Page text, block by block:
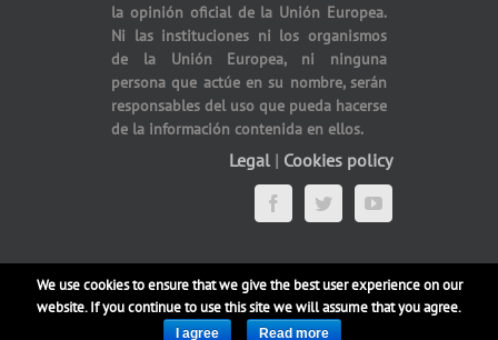
la opinión oficial de la Unión Europea.
Ni las instituciones ni los organismos
de la Unión Europea, ni ninguna
persona que actúe en su nombre, serán
responsables del uso que pueda hacerse
de la información contenida en ellos.
Legal | Cookies policy
FacebookTwitterYouTube
Copyright 2017 Agroinlog | All Rights Reserved
We use cookies to ensure that we give the best user experience on our
website. If you continue to use this site we will assume that you agree.
I agree Read more